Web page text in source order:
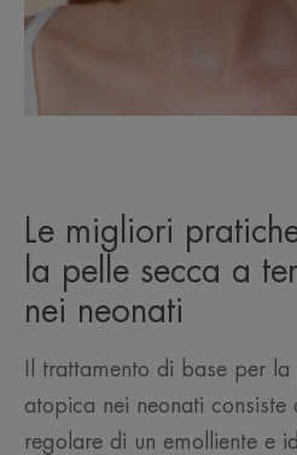
Le migliori
la pelle secca a
nei neonati
Il trattamento di base per
atopica nei neonati consiste
regolare di un emolliente e